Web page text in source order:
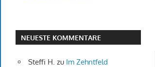
NEUESTE KOMMENTARE
Steffi H. zu Im Zehntfeld